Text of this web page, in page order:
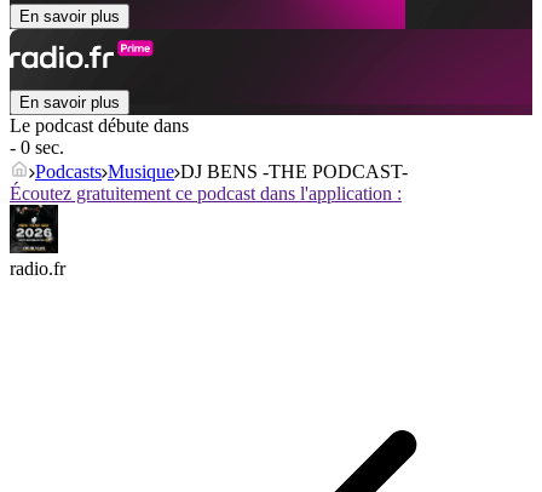
En savoir plus
En savoir plus
Le podcast débute dans
- 0 sec.
Podcasts Musique DJ BENS -THE PODCAST-
Écoutez gratuitement ce podcast dans l'application :
radio.fr